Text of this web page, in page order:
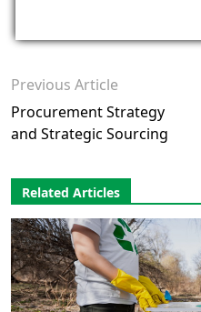
Previous Article
Procurement Strategy
and Strategic Sourcing
Related Articles